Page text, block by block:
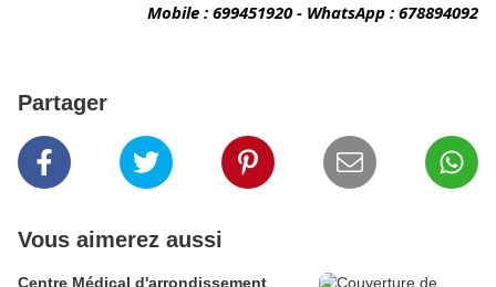
Mobile : 699451920 - WhatsApp : 678894092
Partager
Vous aimerez aussi
Centre Médical d'arrondissement